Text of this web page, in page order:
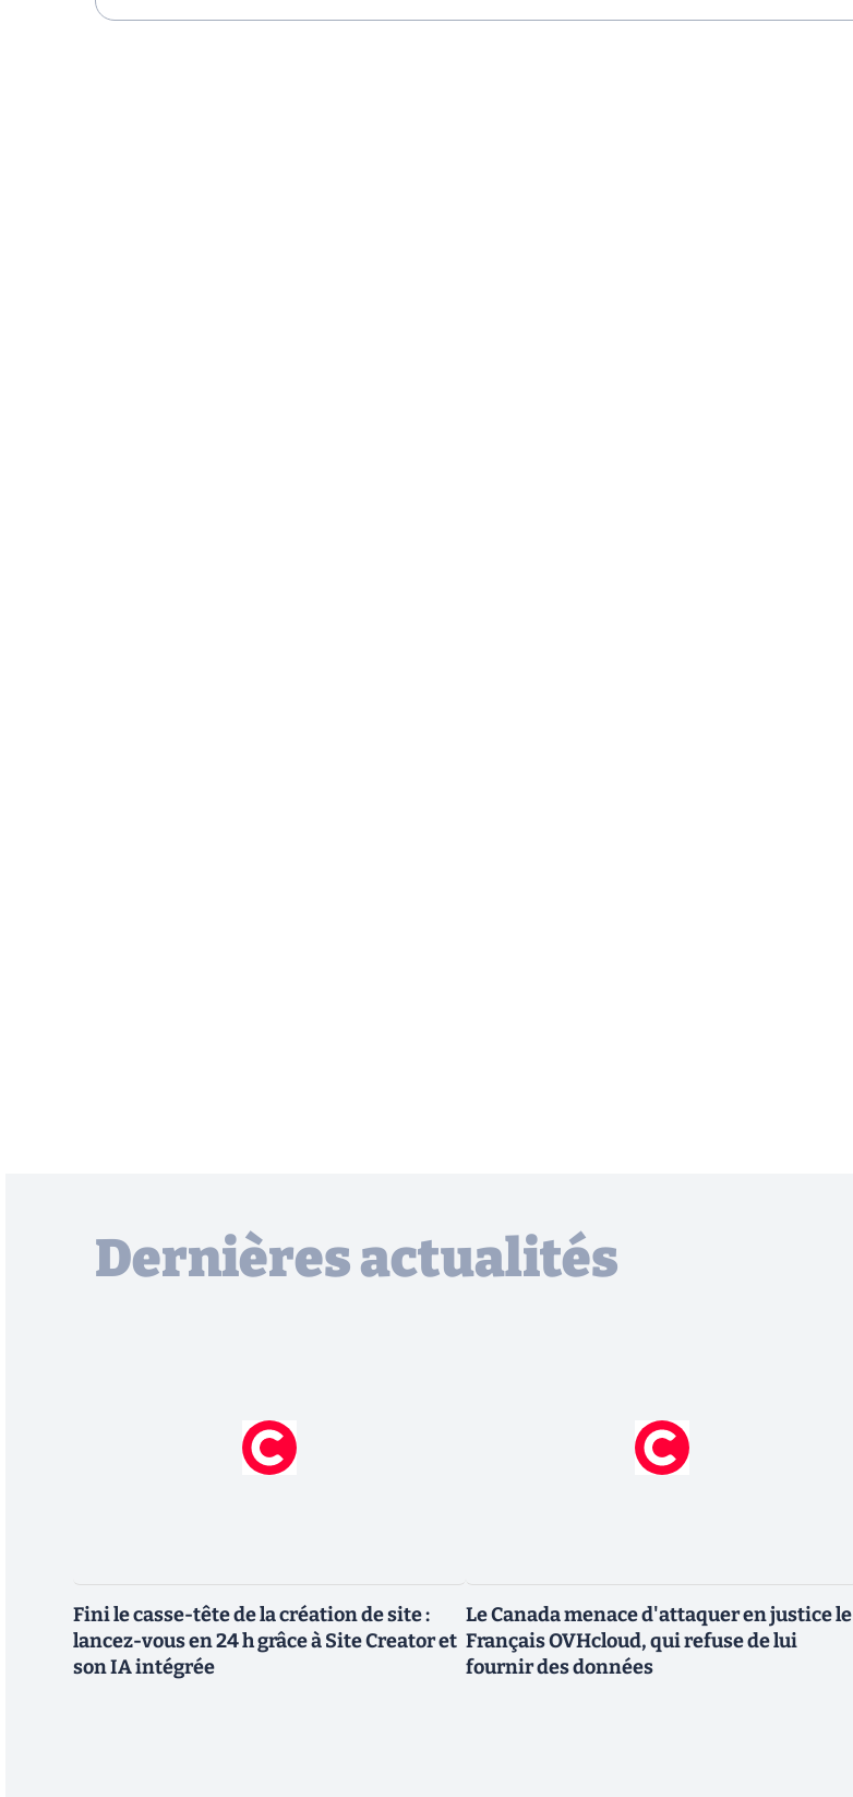
Dernières actualités
Fini le casse-tête de la création de site :
lancez-vous en 24 h grâce à Site Creator et
son IA intégrée
Le Canada menace d'attaquer en justice le
Français OVHcloud, qui refuse de lui
fournir des données